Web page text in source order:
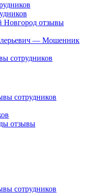
Новгород отзывы
— Мошенник
сотрудников
сотрудников
отзывы
сотрудников